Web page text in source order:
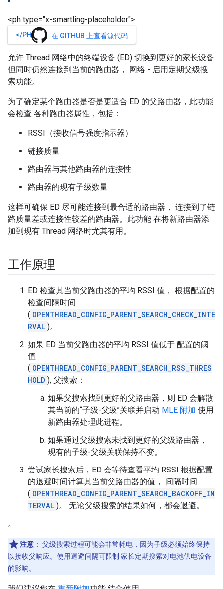
<ph type="x-smartling-placeholder">
</PH> 在 GITHUB 上查看源代码
允许 Thread 网络中的终端设备 (ED) 切换到更好的家长设备
但同时仍然连接到当前的路由器， 网络 - 启用定期父级搜
索功能。
为了确定某个路由器是否是更适合 ED 的父路由器，此功能
会检查 各种路由器属性，包括：
RSSI（接收信号强度指示器）
链接质量
路由器与其他路由器的连接性
路由器的现有子级数量
这样可确保 ED 尽可能连接到最合适的路由器， 连接到了链
路质量差或连接性较差的路由器。此功能 在将新路由器添
加到现有 Thread 网络时尤其有用。
工作原理
ED 检查其当前父路由器的平均 RSSI 值， 根据配置的
检查间隔时间
( OPENTHREAD_CONFIG_PARENT_SEARCH_CHECK_INTE
RVAL )。
如果 ED 当前父路由器的平均 RSSI 值低于 配置的阈
值
( OPENTHREAD_CONFIG_PARENT_SEARCH_RSS_THRES
HOLD ), 父搜索：
如果父搜索找到更好的父路由器，则 ED 会解散
其当前的“子级-父级”关联并启动 MLE 附加 使用
新路由器处理此进程。
如果通过父级搜索未找到更好的父级路由器，
现有的子级-父级关联保持不变。
尝试家长搜索后，ED 会等待查看平均 RSSI 根据配置
的退避时间计算其当前父路由器的值， 间隔时间
( OPENTHREAD_CONFIG_PARENT_SEARCH_BACKOFF_IN
TERVAL )。 无论父级搜索的结果如何，都会退避。
。
注意 ： 父级搜索过程可能会非常耗电，因为子级必须始终保持
以接收父响应。使用退避间隔可限制 家长定期搜索对电池供电设备
的影响。